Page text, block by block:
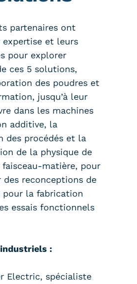
partenaires ont
expertise et leurs
pour explorer
ces 5 solutions,
des poudres et
jusqu’à leur
dans les machines
additive, la
des procédés et la
de la physique de
faisceau-matière, pour
reconceptions de
pour la fabrication
essais fonctionnels
:
Electric, spécialiste